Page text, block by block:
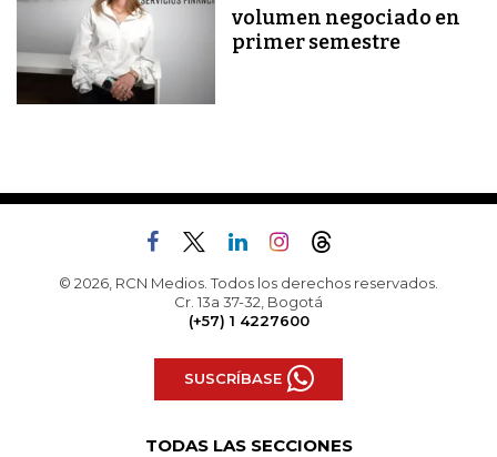
volumen negociado en
primer semestre
© 2026, RCN Medios. Todos los derechos reservados.
Cr. 13a 37-32, Bogotá
(+57) 1 4227600
SUSCRÍBASE
TODAS LAS SECCIONES